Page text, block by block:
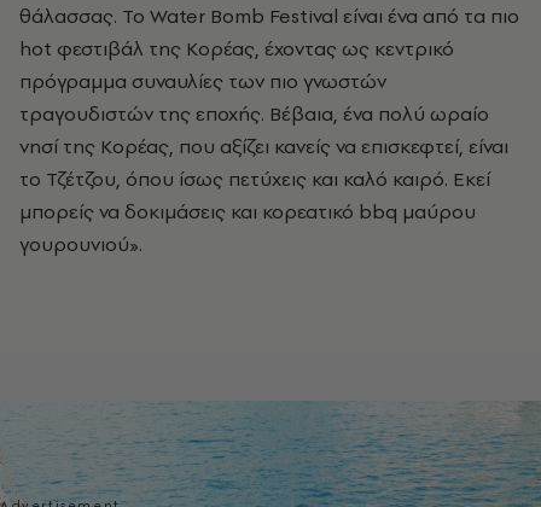
θάλασσας. Το Water Bomb Festival είναι ένα από τα πιο
hot φεστιβάλ της Κορέας, έχοντας ως κεντρικό
πρόγραμμα συναυλίες των πιο γνωστών
τραγουδιστών της εποχής. Βέβαια, ένα πολύ ωραίο
νησί της Κορέας, που αξίζει κανείς να επισκεφτεί, είναι
το Τζέτζου, όπου ίσως πετύχεις και καλό καιρό. Εκεί
μπορείς να δοκιμάσεις και κορεατικό bbq μαύρου
γουρουνιού».